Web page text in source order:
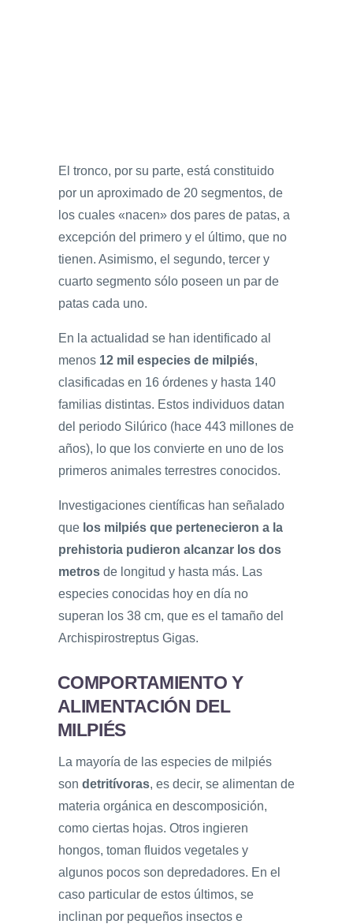
El tronco, por su parte, está constituido
por un aproximado de 20 segmentos, de
los cuales «nacen» dos pares de patas, a
excepción del primero y el último, que no
tienen. Asimismo, el segundo, tercer y
cuarto segmento sólo poseen un par de
patas cada uno.
En la actualidad se han identificado al
menos 12 mil especies de milpiés,
clasificadas en 16 órdenes y hasta 140
familias distintas. Estos individuos datan
del periodo Silúrico (hace 443 millones de
años), lo que los convierte en uno de los
primeros animales terrestres conocidos.
Investigaciones científicas han señalado
que los milpiés que pertenecieron a la
prehistoria pudieron alcanzar los dos
metros de longitud y hasta más. Las
especies conocidas hoy en día no
superan los 38 cm, que es el tamaño del
Archispirostreptus Gigas.
COMPORTAMIENTO Y
ALIMENTACIÓN DEL
MILPIÉS
La mayoría de las especies de milpiés
son detritívoras, es decir, se alimentan de
materia orgánica en descomposición,
como ciertas hojas. Otros ingieren
hongos, toman fluidos vegetales y
algunos pocos son depredadores. En el
caso particular de estos últimos, se
inclinan por pequeños insectos e